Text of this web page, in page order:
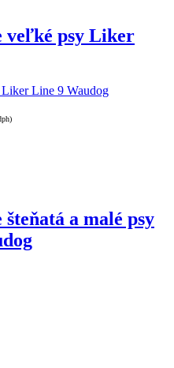
veľké psy Liker
Line 9 Waudog
a malé psy